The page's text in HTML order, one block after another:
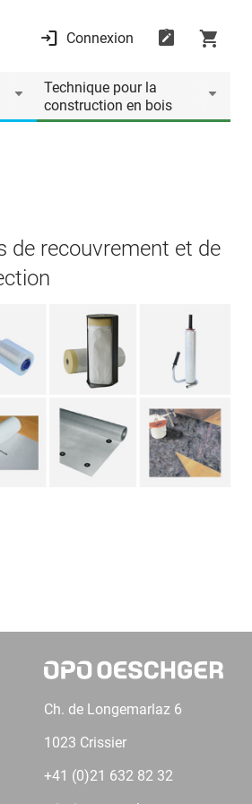
Connexion
Technique pour la
construction en bois
de recouvrement et de
Ch. de Longemarlaz 6
1023 Crissier
+41 (0)21 632 82 32